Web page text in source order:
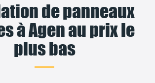
de panneaux
à Agen au prix le
plus bas